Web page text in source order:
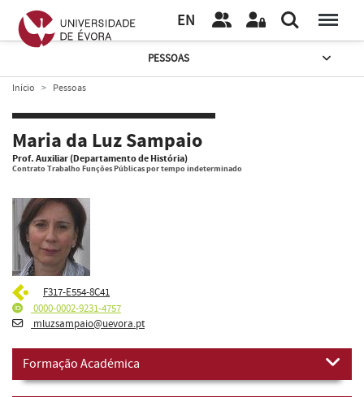
EN
PESSOAS
Início Pessoas
Maria da Luz Sampaio
Prof. Auxiliar (Departamento de História)
Contrato Trabalho Funções Públicas por tempo indeterminado
F317-E554-8C41
0000-0002-9231-4757
mluzsampaio@uevora.pt
Formação Académica